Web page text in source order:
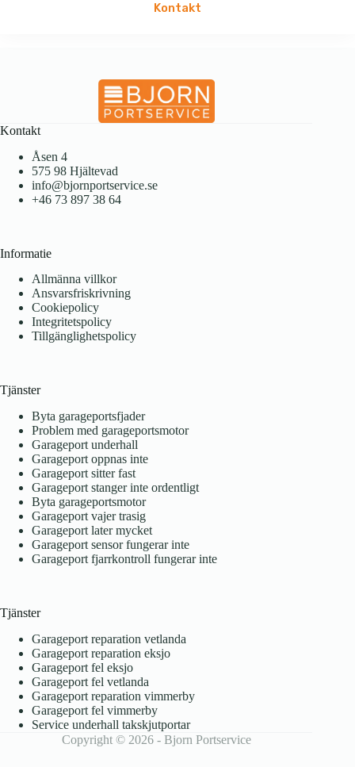
Kontakt
Kontakt
Åsen 4
575 98 Hjältevad
info@bjornportservice.se
+46 73 897 38 64
Informatie
Allmänna villkor
Ansvarsfriskrivning
Cookiepolicy
Integritetspolicy
Tillgänglighetspolicy
Tjänster
Byta garageportsfjader
Problem med garageportsmotor
Garageport underhall
Garageport oppnas inte
Garageport sitter fast
Garageport stanger inte ordentligt
Byta garageportsmotor
Garageport vajer trasig
Garageport later mycket
Garageport sensor fungerar inte
Garageport fjarrkontroll fungerar inte
Tjänster
Garageport reparation vetlanda
Garageport reparation eksjo
Garageport fel eksjo
Garageport fel vetlanda
Garageport reparation vimmerby
Garageport fel vimmerby
Service underhall takskjutportar
Copyright © 2026 - Bjorn Portservice